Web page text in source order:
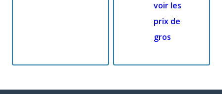
voir les
prix de
gros